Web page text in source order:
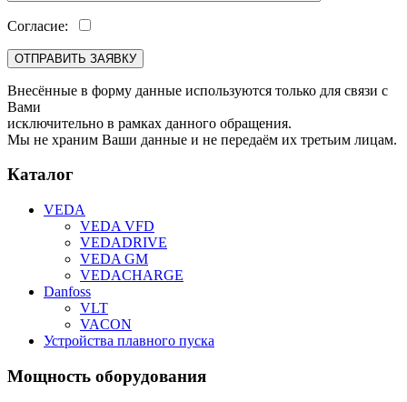
Согласие:
Внесённые в форму данные используются только для связи с
Вами
исключительно в рамках данного обращения.
Мы не храним Ваши данные и не передаём их третьим лицам.
Каталог
VEDA
VEDA VFD
VEDADRIVE
VEDA GM
VEDACHARGE
Danfoss
VLT
VACON
Устройства плавного пуска
Мощность оборудования